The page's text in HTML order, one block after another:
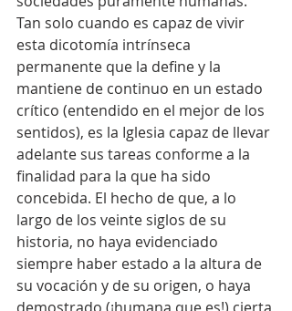
Tan solo cuando es capaz de vivir
esta dicotomía intrínseca
permanente que la define y la
mantiene de continuo en un estado
crítico (entendido en el mejor de los
sentidos), es la Iglesia capaz de llevar
adelante sus tareas conforme a la
finalidad para la que ha sido
concebida. El hecho de que, a lo
largo de los veinte siglos de su
historia, no haya evidenciado
siempre haber estado a la altura de
su vocación y de su origen, o haya